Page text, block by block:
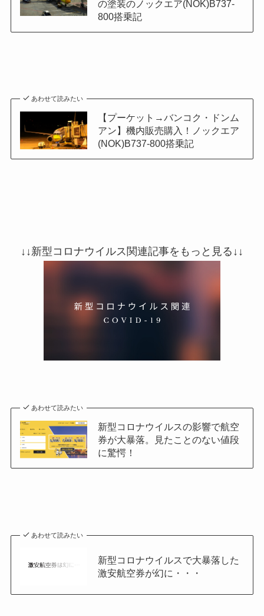
の塗装のノックエア(NOK)B737-
800搭乗記
あわせて読みたい
【プーケット→バンコク・ドンム
アン】機内販売購入！ノックエア
(NOK)B737-800搭乗記
↓↓新型コロナウイルス関連記事をもっと見る↓↓
あわせて読みたい
新型コロナウイルスの影響で航空
券が大暴落。見たことのない値段
に驚愕！
あわせて読みたい
新型コロナウイルスで大暴落した
激安航空券が幻に・・・